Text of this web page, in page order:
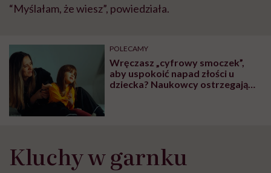
“Myślałam, że wiesz”, powiedziała.
POLECAMY
Wręczasz „cyfrowy smoczek”,
aby uspokoić napad złości u
dziecka? Naukowcy ostrzegają
Kluchy w garnku